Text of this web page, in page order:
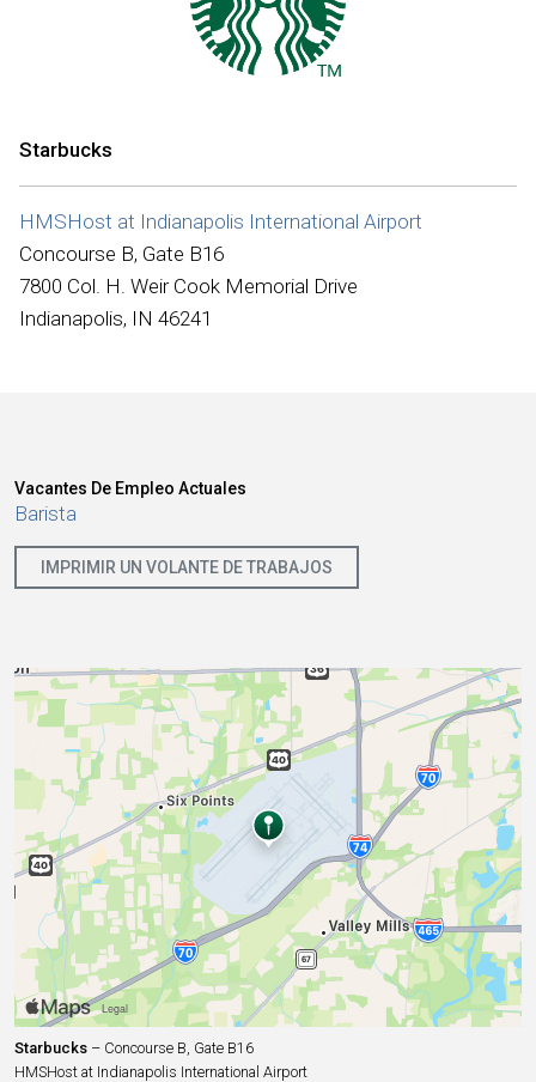
Internacional
Starbucks
HMSHost at Indianapolis International Airport
Concourse B, Gate B16
7800 Col. H. Weir Cook Memorial Drive
Indianapolis, IN 46241
Vacantes De Empleo Actuales
Barista
IMPRIMIR UN VOLANTE DE TRABAJOS
Starbucks – Concourse B, Gate B16
HMSHost at Indianapolis International Airport